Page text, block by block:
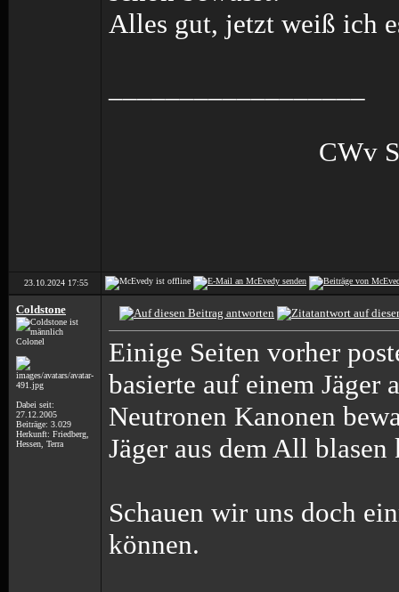
Alles gut, jetzt weiß ich
CWv
23.10.2024 17:55
Coldstone
Colonel
Dabei seit:
27.12.2005
Beiträge: 3.029
Herkunft: Friedberg,
Hessen, Terra
Einige Seiten vorher
basierte auf einem Jäger
Neutronen Kanonen
Jäger aus dem All
Schauen wir uns doch
können.